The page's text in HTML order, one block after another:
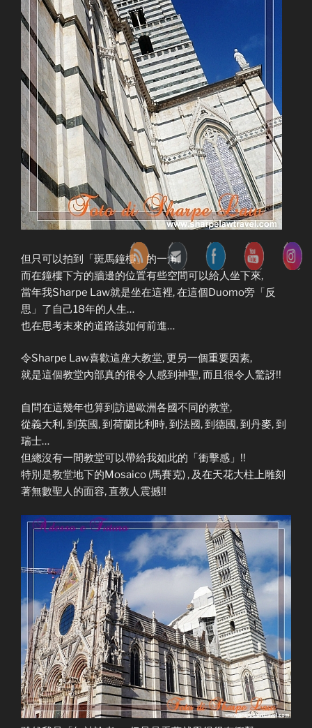
但只可以拍到「斑馬鐘樓」的一角,
而在鐘樓下方的牆邊的位置有些空間可以給人坐下來,
當年我Sharpe Law就是坐在這裡, 在這個Duomo旁「反
思」了自己18年的人生…
也在思考末來的道路該如何前進…
令Sharpe Law喜歡這座大教堂, 更另一個重要因素,
就是這個教堂內部真的很令人感到神聖, 而且很令人驚訝!!
自問在這幾年也算到訪過歐洲各國不同的教堂,
從義大利, 到英國, 到荷蘭比利時, 到法國, 到德國, 到丹麥, 到
瑞士…
但總沒有一間教堂可以帶給我如此的「衝擊感」!!
特別是教堂地下的Mosaico (馬賽克) , 及在天花大柱上雕刻
著無數聖人的面容, 直教人震撼!!